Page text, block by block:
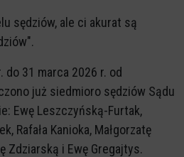
sędziów, ale ci akurat są
do 31 marca 2026 r. od
już siedmioro sędziów Sądu
Ewę Leszczyńską-Furtak,
Rafała Kanioka, Małgorzatę
Zdziarską i Ewę Gregajtys.